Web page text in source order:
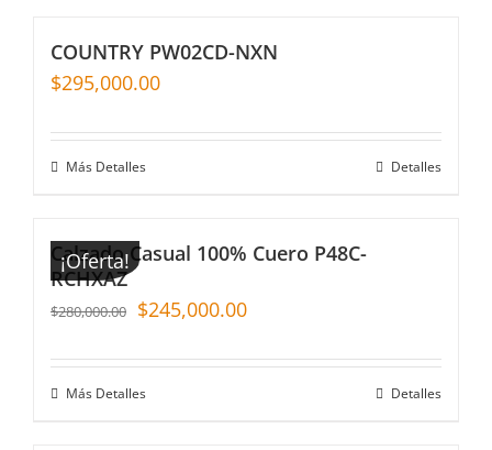
COUNTRY PW02CD-NXN
$295,000.00
Más Detalles Detalles
¡Oferta!
Calzado Casual 100% Cuero P48C-
RCHXAZ
$280,000.00 $245,000.00
Más Detalles Detalles